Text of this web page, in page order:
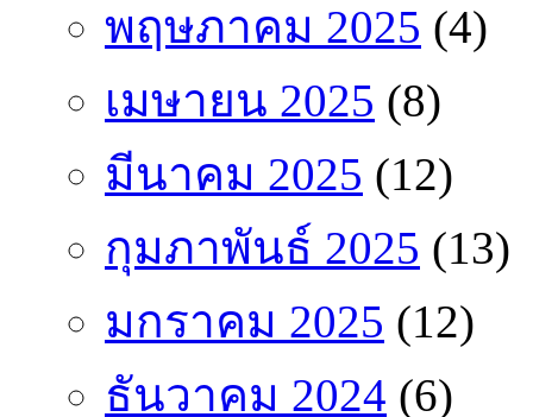
พฤษภาคม 2025 (4)
เมษายน 2025 (8)
มีนาคม 2025 (12)
กุมภาพันธ์ 2025 (13)
มกราคม 2025 (12)
ธันวาคม 2024 (6)